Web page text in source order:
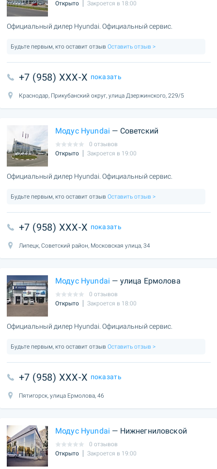
Открыто Закроется в 18:00
Официальный дилер Hyundai. Официальный сервис.
Будьте первым, кто оставит отзыв Оставить отзыв >
+7 (958) XXX-X показать
Краснодар, Прикубанский округ, улица Дзержинского, 229/5
Модус Hyundai — Советский
0 отзывов
Открыто
Закроется в 19:00
Официальный дилер Hyundai. Официальный сервис.
Будьте первым, кто оставит отзыв Оставить отзыв >
+7 (958) XXX-X показать
Липецк, Советский район, Московская улица, 34
Модус Hyundai — улица Ермолова
0 отзывов
Открыто
Закроется в 18:00
Официальный дилер Hyundai. Официальный сервис.
Будьте первым, кто оставит отзыв Оставить отзыв >
+7 (958) XXX-X показать
Пятигорск, улица Ермолова, 46
Модус Hyundai — Нижнегниловской
0 отзывов
Открыто
Закроется в 19:00